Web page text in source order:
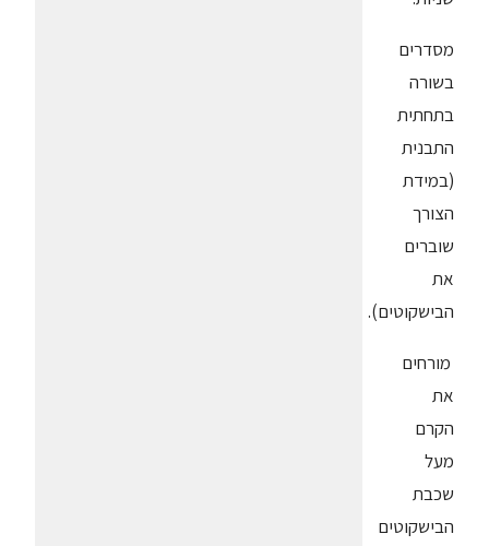
מסדרים
בשורה
בתחתית
התבנית
(במידת
הצורך
שוברים
את
הבישקוטים).
מורחים
את
הקרם
מעל
שכבת
הבישקוטים